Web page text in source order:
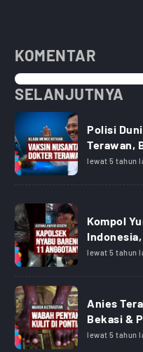
KOMENTAR
SELANJUTNYA
Polisi
Terawan,
lewat 5 tahun
Kompol
lewat 5 tahun
Anies
Bekasi &
lewat 5 tahun